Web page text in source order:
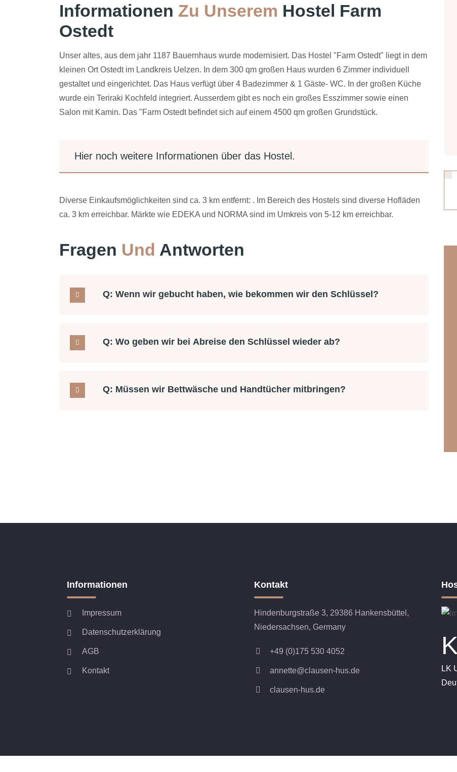
Informationen Zu Unserem Hostel Farm
Ostedt
Unser altes, aus dem jahr 1187 Bauernhaus wurde modernisiert. Das Hostel "Farm Ostedt" liegt in dem
kleinen Ort Ostedt im Landkreis Uelzen. In dem 300 qm großen Haus wurden 6 Zimmer individuell
gestaltet und eingerichtet. Das Haus verfügt über 4 Badezimmer & 1 Gäste- WC. In der großen Küche
wurde ein Teriraki Kochfeld integriert. Ausserdem gibt es noch ein großes Esszimmer sowie einen
Salon mit Kamin. Das "Farm Ostedt befindet sich auf einem 4500 qm großen Grundstück.
Hier noch weitere Informationen über das Hostel.
Diverse Einkaufsmöglichkeiten sind ca. 3 km entfernt: . Im Bereich des Hostels sind diverse Hofläden
ca. 3 km erreichbar. Märkte wie EDEKA und NORMA sind im Umkreis von 5-12 km erreichbar.
Fragen Und Antworten
Q: Wenn wir gebucht haben, wie bekommen wir den Schlüssel?
Q: Wo geben wir bei Abreise den Schlüssel wieder ab?
Q: Müssen wir Bettwäsche und Handtücher mitbringen?
Informationen
Impressum
Datenschutzerklärung
AGB
Kontakt
Kontakt
Hindenburgstraße 3, 29386 Hankensbüttel,
Niedersachsen, Germany
+49 (0)175 530 4052
annette@clausen-hus.de
clausen-hus.de
K
LK